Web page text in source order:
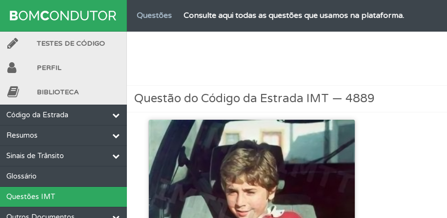
Questões Consulte aqui todas as questões que usamos na plataforma.
Crie uma conta para não perder as suas estatísticas.
Conta Crie uma conta para ter acesso às suas estatísticas em qualquer
Testes Veja o nível de dificuldade do teste quando o termina.
TESTES DE CÓDIGO
PERFIL
BIBLIOTECA
Código da Estrada
Resumos
Sinais de Trânsito
Glossário
Questões IMT
Questão do Código da Estrada IMT — 4889